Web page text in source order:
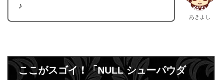
♪
あきよし
ここがスゴイ！「NULL シューパウダ